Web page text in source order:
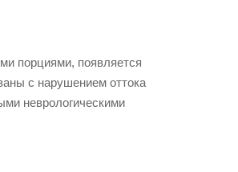
порциями, появляется
с нарушением оттока
неврологическими